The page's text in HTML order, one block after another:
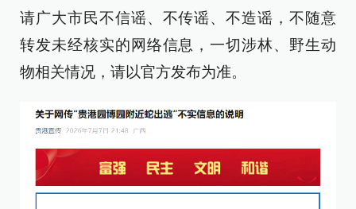
请广大市民不信谣、不传谣、不造谣，不随意
转发未经核实的网络信息，一切涉林、野生动
物相关情况，请以官方发布为准。